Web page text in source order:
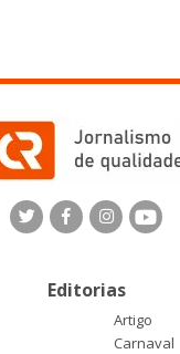
Editorias
Artigo
Carnaval